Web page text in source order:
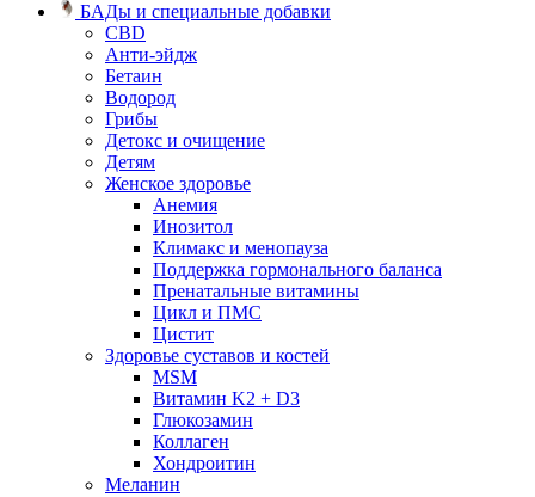
БАДы и специальные добавки
CBD
Анти-эйдж
Бетаин
Водород
Грибы
Детокс и очищение
Детям
Женское здоровье
Анемия
Инозитол
Климакс и менопауза
Поддержка гормонального баланса
Пренатальные витамины
Цикл и ПМС
Цистит
Здоровье суставов и костей
MSM
Витамин K2 + D3
Глюкозамин
Коллаген
Хондроитин
Меланин